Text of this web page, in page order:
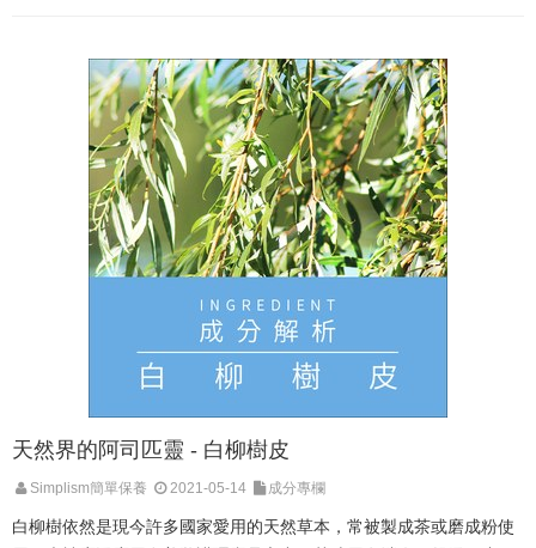
天然界的阿司匹靈 - 白柳樹皮
Simplism簡單保養 2021-05-14 成分專欄
白柳樹依然是現今許多國家愛用的天然草本，常被製成茶或磨成粉使